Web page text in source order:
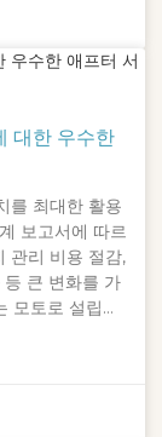
시작했으며, 오
상황에도 완벽
잘 알고 있습니
, 멋진 저녁 식
그래서 저는 여
스타일에 맞는
고 생각하시면
대한 우수한
를 최대한 활용
보고서에 따르
관리 비용 절감,
큰 변화를 가
모토로 설립된
고 확신합니다.
니다. 탁월한